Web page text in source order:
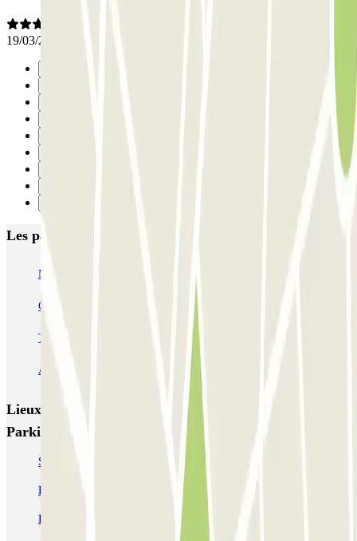
19/03/2026
Les parkings les mieux notés à Milan
MUOVIAMO Senato
Garage Paullo - Corso XXII Marzo
TREPI - Stazione Lambrate San Barnaba (Tribunale)
Autosilo Diaz Autosilo San Marco
Lieux et événements intéressants à proximité Zuretti
Parking Srl
Se garer à proximité de la gare de Milan-Centrale
Parking Relais Milan
Réservez une place de parking à La Scala